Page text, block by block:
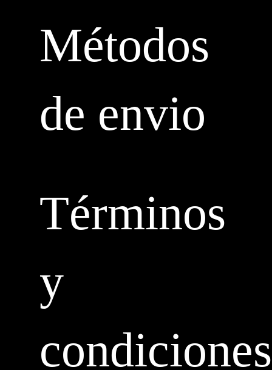
Métodos
de envio
Términos
y
condiciones